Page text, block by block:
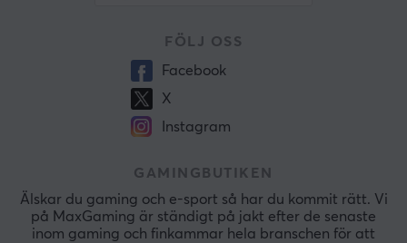
FÖLJ OSS
Facebook
X
Instagram
GAMINGBUTIKEN
Älskar du gaming och e-sport så har du kommit rätt. Vi
på MaxGaming är ständigt på jakt efter de senaste
inom gaming och finkammar hela branschen för att